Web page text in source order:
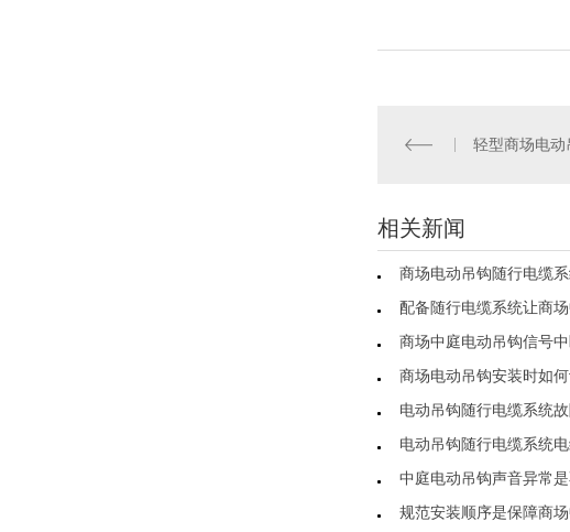
轻型商场电动
相关新闻
商场电动吊钩随行电缆
配备随行电缆系统让商
商场中庭电动吊钩信号
商场电动吊钩安装时如
电动吊钩随行电缆系统
电动吊钩随行电缆系统
中庭电动吊钩声音异常
规范安装顺序是保障商